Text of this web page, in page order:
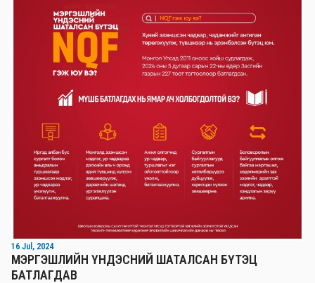
16 Jul, 2024
МЭРГЭШЛИЙН ҮНДЭСНИЙ ШАТАЛСАН БҮТЭЦ
БАТЛАГДАВ